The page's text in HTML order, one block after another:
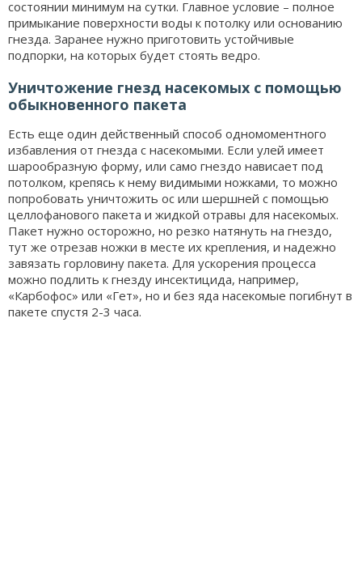
состоянии минимум на сутки. Главное условие – полное
примыкание поверхности воды к потолку или основанию
гнезда. Заранее нужно приготовить устойчивые
подпорки, на которых будет стоять ведро.
Уничтожение гнезд насекомых с помощью
обыкновенного пакета
Есть еще один действенный способ одномоментного
избавления от гнезда с насекомыми. Если улей имеет
шарообразную форму, или само гнездо нависает под
потолком, крепясь к нему видимыми ножками, то можно
попробовать уничтожить ос или шершней с помощью
целлофанового пакета и жидкой отравы для насекомых.
Пакет нужно осторожно, но резко натянуть на гнездо,
тут же отрезав ножки в месте их крепления, и надежно
завязать горловину пакета. Для ускорения процесса
можно подлить к гнезду инсектицида, например,
«Карбофос» или «Гет», но и без яда насекомые погибнут в
пакете спустя 2-3 часа.